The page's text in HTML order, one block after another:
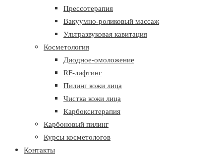
Прессотерапия
Вакуумно-роликовый массаж
Ультразвуковая кавитация
Косметология
Диодное-омоложение
RF-лифтинг
Пилинг кожи лица
Чистка кожи лица
Карбокситерапия
Карбоновый пилинг
Курсы косметологов
Контакты